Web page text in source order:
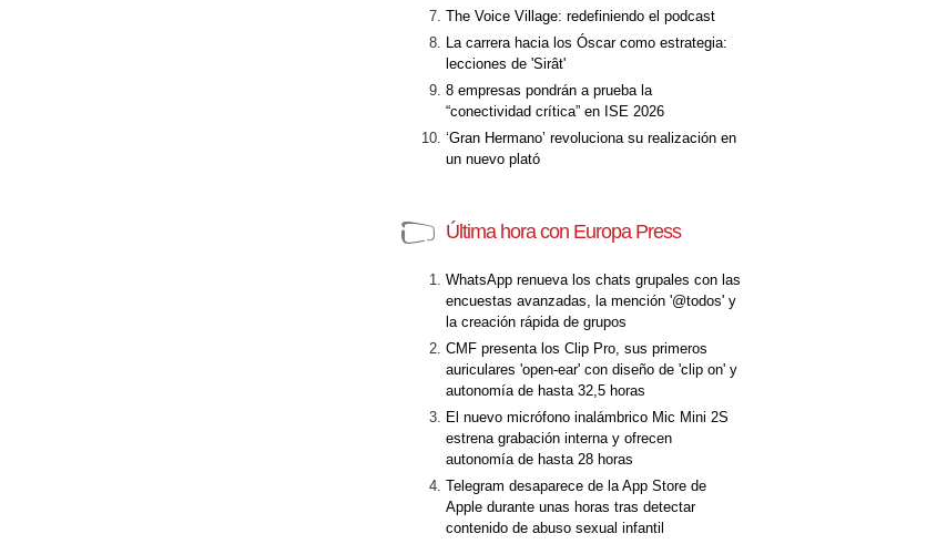
The Voice Village: redefiniendo el podcast
La carrera hacia los Óscar como estrategia:
lecciones de 'Sirât'
8 empresas pondrán a prueba la
“conectividad crítica” en ISE 2026
‘Gran Hermano’ revoluciona su realización en
un nuevo plató
Última hora con Europa Press
WhatsApp renueva los chats grupales con las
encuestas avanzadas, la mención '@todos' y
la creación rápida de grupos
CMF presenta los Clip Pro, sus primeros
auriculares 'open-ear' con diseño de 'clip on' y
autonomía de hasta 32,5 horas
El nuevo micrófono inalámbrico Mic Mini 2S
estrena grabación interna y ofrecen
autonomía de hasta 28 horas
Telegram desaparece de la App Store de
Apple durante unas horas tras detectar
contenido de abuso sexual infantil